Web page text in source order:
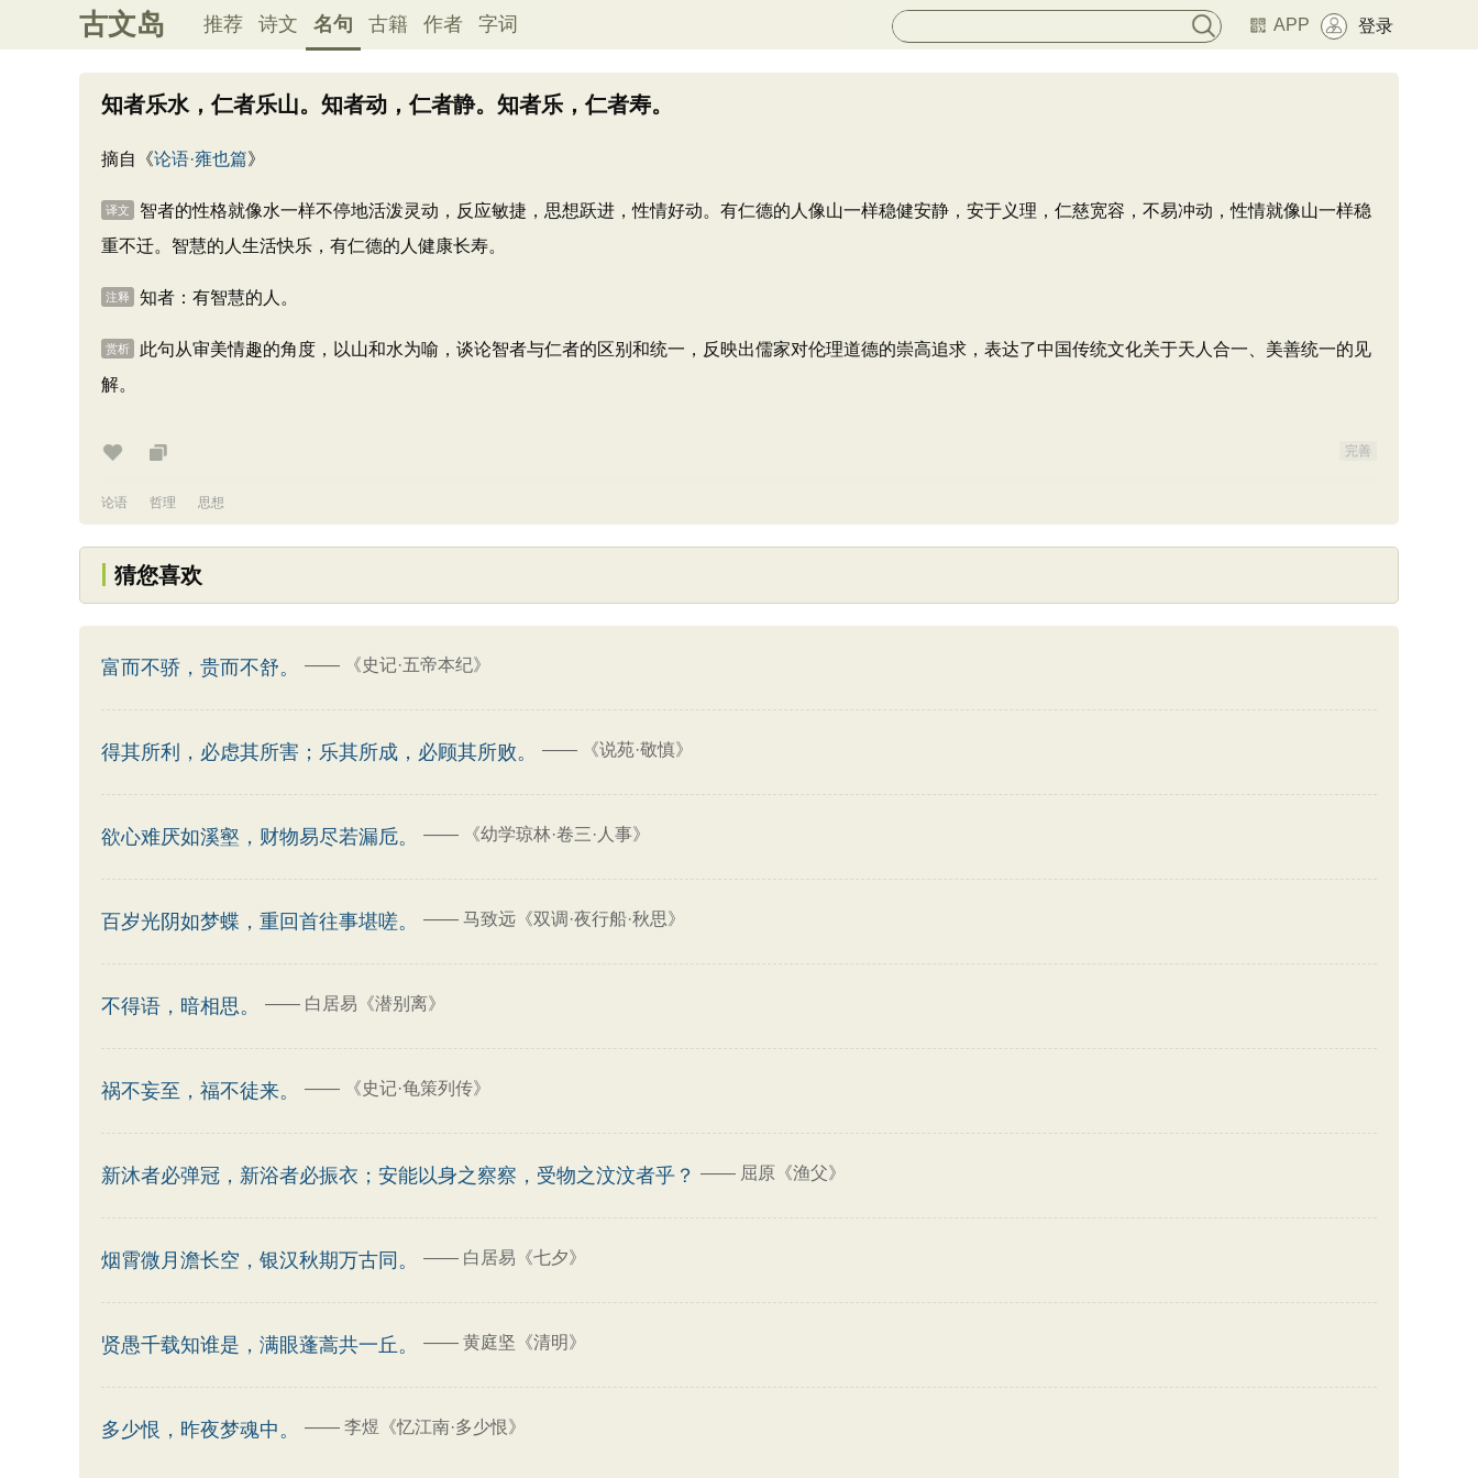
古文岛 推荐 诗文 名句 古籍 作者 字词 APP 登录
知者乐水，仁者乐山。知者动，仁者静。知者乐，仁者寿。
摘自《论语·雍也篇》
译文
智者的性格就像水一样不停地活泼灵动，反应敏捷，思想跃进，性情好动。有仁德的人像山一样稳健安静，安于义理，仁慈宽容，不易冲动，性情就像山一样稳
重不迁。智慧的人生活快乐，有仁德的人健康长寿。
注释 知者：有智慧的人。
赏析
此句从审美情趣的角度，以山和水为喻，谈论智者与仁者的区别和统一，反映出儒家对伦理道德的崇高追求，表达了中国传统文化关于天人合一、美善统一的见
解。
完善
论语 哲理 思想
猜您喜欢
富而不骄，贵而不舒。 —— 《史记·五帝本纪》
得其所利，必虑其所害；乐其所成，必顾其所败。 —— 《说苑·敬慎》
欲心难厌如溪壑，财物易尽若漏卮。 —— 《幼学琼林·卷三·人事》
百岁光阴如梦蝶，重回首往事堪嗟。 —— 马致远《双调·夜行船·秋思》
不得语，暗相思。 —— 白居易《潜别离》
祸不妄至，福不徒来。 —— 《史记·龟策列传》
新沐者必弹冠，新浴者必振衣；安能以身之察察，受物之汶汶者乎？ —— 屈原《渔父》
烟霄微月澹长空，银汉秋期万古同。 —— 白居易《七夕》
贤愚千载知谁是，满眼蓬蒿共一丘。 —— 黄庭坚《清明》
多少恨，昨夜梦魂中。 —— 李煜《忆江南·多少恨》